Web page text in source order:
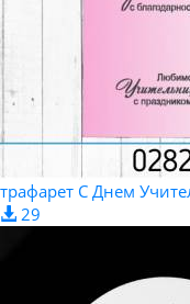
трафарет С Днем
29